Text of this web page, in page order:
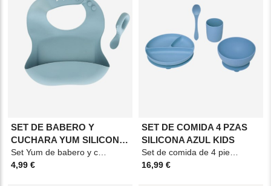
SET DE BABERO Y
CUCHARA YUM SILICONA
AZUL
Set Yum de babero y cuchara en silicona azul, práctico y suave al tacto, ideal para acompañar las
4,99 €
SET DE COMIDA 4 PZAS
SILICONA AZUL KIDS
Set de comida de 4 piezas en silicona azul, práctico y seguro. Material: Silicona.. Color:
16,99 €